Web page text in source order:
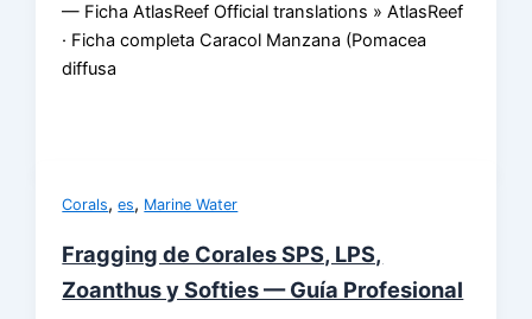
— Ficha AtlasReef Official translations » AtlasReef
· Ficha completa Caracol Manzana (Pomacea
diffusa
Corals,es, Marine Water
Fragging de Corales SPS, LPS,
Zoanthus y Softies — Guía Profesional